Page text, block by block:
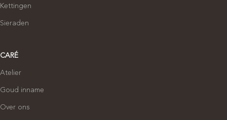
Kettingen
Sieraden
CARÉ
Atelier
Goud inname
Over ons